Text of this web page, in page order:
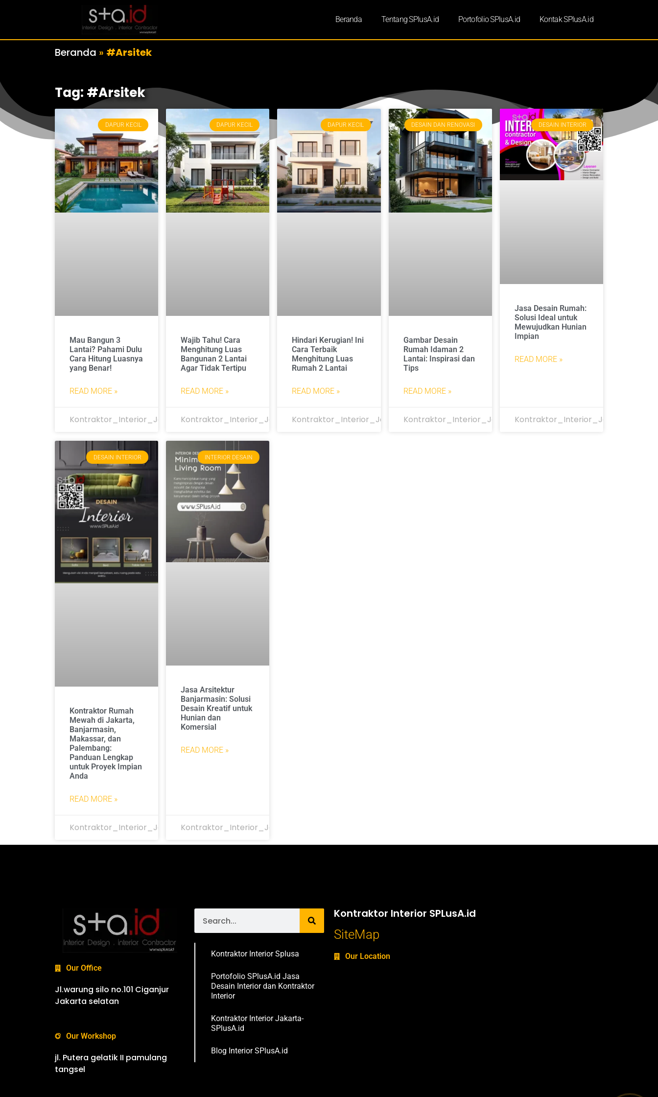
Beranda Tentang SPlusA.id Portofolio SPlusA.id Kontak SPlusA.id
Beranda » #Arsitek
Tag: #Arsitek
DAPUR KECIL
Mau Bangun 3
Lantai? Pahami Dulu
Cara Hitung Luasnya
yang Benar!
READ MORE »
Kontraktor_Interior_Jakarta
DAPUR KECIL
Wajib Tahu! Cara
Menghitung Luas
Bangunan 2 Lantai
Agar Tidak Tertipu
READ MORE »
Kontraktor_Interior_Jakarta
DAPUR KECIL
Hindari Kerugian! Ini
Cara Terbaik
Menghitung Luas
Rumah 2 Lantai
READ MORE »
Kontraktor_Interior_Jakarta
DESAIN DAN RENOVASI
Gambar Desain
Rumah Idaman 2
Lantai: Inspirasi dan
Tips
READ MORE »
Kontraktor_Interior_Jakarta
DESAIN INTERIOR
Jasa Desain Rumah:
Solusi Ideal untuk
Mewujudkan Hunian
Impian
READ MORE »
Kontraktor_Interior_Jakarta
DESAIN INTERIOR
Kontraktor Rumah
Mewah di Jakarta,
Banjarmasin,
Makassar, dan
Palembang:
Panduan Lengkap
untuk Proyek Impian
Anda
READ MORE »
Kontraktor_Interior_Jakarta
INTERIOR DESAIN
Jasa Arsitektur
Banjarmasin: Solusi
Desain Kreatif untuk
Hunian dan
Komersial
READ MORE »
Kontraktor_Interior_Jakarta
Our Office
Jl.warung silo no.101 Ciganjur
Jakarta selatan
Our Workshop
jl. Putera gelatik II pamulang
tangsel
Kontraktor Interior Splusa
Portofolio SPlusA.id Jasa
Desain Interior dan Kontraktor
Interior
Kontraktor Interior Jakarta-
SPlusA.id
Blog Interior SPlusA.id
Kontraktor Interior SPLusA.id
SiteMap
Our Location